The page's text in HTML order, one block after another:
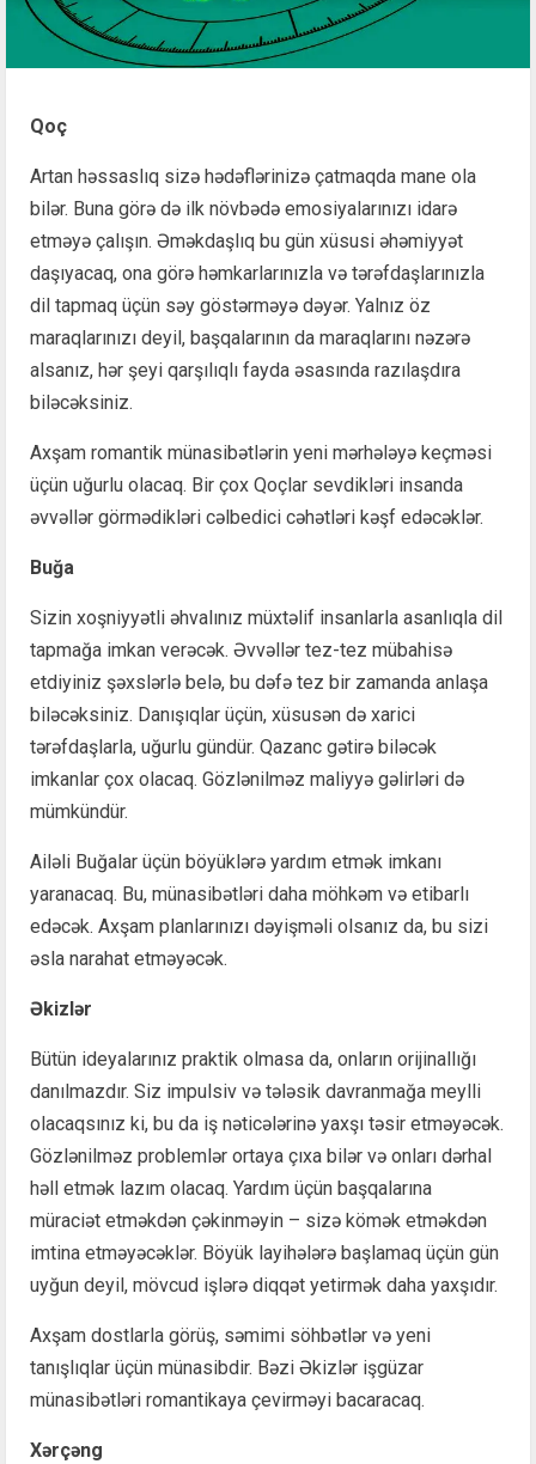
Qoç
Artan həssaslıq sizə hədəflərinizə çatmaqda mane ola
bilər. Buna görə də ilk növbədə emosiyalarınızı idarə
etməyə çalışın. Əməkdaşlıq bu gün xüsusi əhəmiyyət
daşıyacaq, ona görə həmkarlarınızla və tərəfdaşlarınızla
dil tapmaq üçün səy göstərməyə dəyər. Yalnız öz
maraqlarınızı deyil, başqalarının da maraqlarını nəzərə
alsanız, hər şeyi qarşılıqlı fayda əsasında razılaşdıra
biləcəksiniz.
Axşam romantik münasibətlərin yeni mərhələyə keçməsi
üçün uğurlu olacaq. Bir çox Qoçlar sevdikləri insanda
əvvəllər görmədikləri cəlbedici cəhətləri kəşf edəcəklər.
Buğa
Sizin xoşniyyətli əhvalınız müxtəlif insanlarla asanlıqla dil
tapmağa imkan verəcək. Əvvəllər tez-tez mübahisə
etdiyiniz şəxslərlə belə, bu dəfə tez bir zamanda anlaşa
biləcəksiniz. Danışıqlar üçün, xüsusən də xarici
tərəfdaşlarla, uğurlu gündür. Qazanc gətirə biləcək
imkanlar çox olacaq. Gözlənilməz maliyyə gəlirləri də
mümkündür.
Ailəli Buğalar üçün böyüklərə yardım etmək imkanı
yaranacaq. Bu, münasibətləri daha möhkəm və etibarlı
edəcək. Axşam planlarınızı dəyişməli olsanız da, bu sizi
əsla narahat etməyəcək.
Əkizlər
Bütün ideyalarınız praktik olmasa da, onların orijinallığı
danılmazdır. Siz impulsiv və tələsik davranmağa meylli
olacaqsınız ki, bu da iş nəticələrinə yaxşı təsir etməyəcək.
Gözlənilməz problemlər ortaya çıxa bilər və onları dərhal
həll etmək lazım olacaq. Yardım üçün başqalarına
müraciət etməkdən çəkinməyin – sizə kömək etməkdən
imtina etməyəcəklər. Böyük layihələrə başlamaq üçün gün
uyğun deyil, mövcud işlərə diqqət yetirmək daha yaxşıdır.
Axşam dostlarla görüş, səmimi söhbətlər və yeni
tanışlıqlar üçün münasibdir. Bəzi Əkizlər işgüzar
münasibətləri romantikaya çevirməyi bacaracaq.
Xərçəng